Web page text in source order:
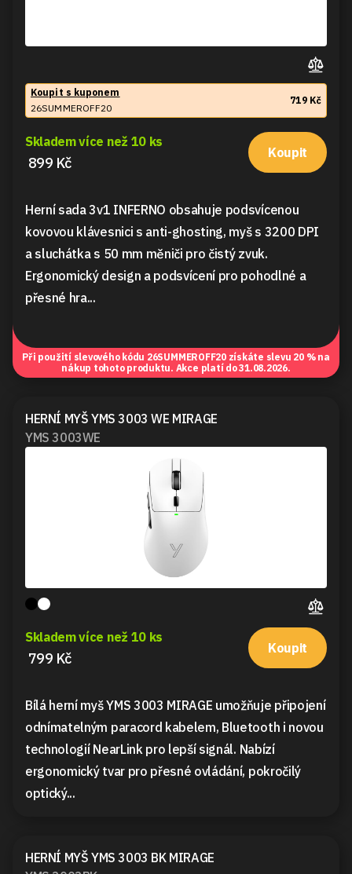
Koupit s kuponem
26SUMMEROFF20
719 Kč
Skladem více než 10 ks
899 Kč
Koupit
Herní sada 3v1 INFERNO obsahuje podsvícenou
kovovou klávesnici s anti-ghosting, myš s 3200 DPI
a sluchátka s 50 mm měniči pro čistý zvuk.
Ergonomický design a podsvícení pro pohodlné a
přesné hra...
Při použití slevového kódu 26SUMMEROFF20 získáte slevu 20 % na
nákup tohoto produktu. Akce platí do 31.08.2026.
HERNÍ MYŠ YMS 3003 WE MIRAGE
YMS 3003WE
Skladem více než 10 ks
799 Kč
Koupit
Bílá herní myš YMS 3003 MIRAGE umožňuje připojení
odnímatelným paracord kabelem, Bluetooth i novou
technologií NearLink pro lepší signál. Nabízí
ergonomický tvar pro přesné ovládání, pokročilý
optický...
HERNÍ MYŠ YMS 3003 BK MIRAGE